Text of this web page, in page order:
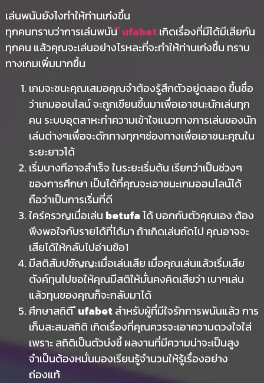
เล่นพนันยังไงทำให้ท่านเก่งขึ้น
ทุกคนทราบว่าการเล่นพนันี ufabetเกิดเรื่องที่มีได้มีเสียกัน
ทุกคน แล้วคุณจะเล่นอย่างไรหละที่จะทำให้ท่านเก่งขึ้น ทราบ
ทางเกมเพิ่มมากขึ้น
เกมจะชนะคุณเสมอคุณจำต้องรู้สึกตัวอยู่ตลอด ขึ้นชื่อ
ว่าเกมออนไลน์ จะถูกเขียนขึ้นมาเพื่อเอาชนะนักเล่นทุก
คน ระบบอุตสาหะทำความเข้าใจแนวทางการเล่นของนัก
เล่นต่างๆเพื่อจะดักทางทุกๆช่องทางเพื่อเอาชนะคุณใน
ระยะยาวได้
เริ่มบางทีอาจสำเร็จ ในระยะเริ่มต้น เรียกว่าเป็นช่วงๆ
ของการศึกษา เป็นได้ที่คุณจะเอาชนะเกมออนไลน์ได้
ถือว่าเป็นการเริ่มที่ดี
ใคร่ครวญเมื่อเล่น betufaได้ บอกกับตัวคุณเอง ต้อง
พึงพอใจกับรายได้ที่ได้มา ถ้าเกิดเล่นถัดไป คุณอาจจะ
เสียได้ให้กลับไปอ่านข้อ1
มีสติสัมปชัญญะเมื่อเล่นเสีย เมื่อคุณเล่นแล้วเริ่มเสีย
ตังค์ทุนไปขอให้คุณมีสติให้มั่นคงคิดเสียว่า เบาๆเล่น
แล้วทุนของคุณก็จะกลับมาได้
ศึกษาสถิติี ufabetสำหรับผู้ที่มีใจรักการพนันแล้ว การ
เก็บสะสมสถิติ เกิดเรื่องที่คุณควรจะเอาความดวงใจใส่
เพราะ สถิติเป็นตัวบ่งชี้ ผลงานที่มีความน่าจะเป็นสูง
จำเป็นต้องหมั่นมองเรียนรู้จำนวนให้รู้เรื่องอย่าง
ถ่องแท้